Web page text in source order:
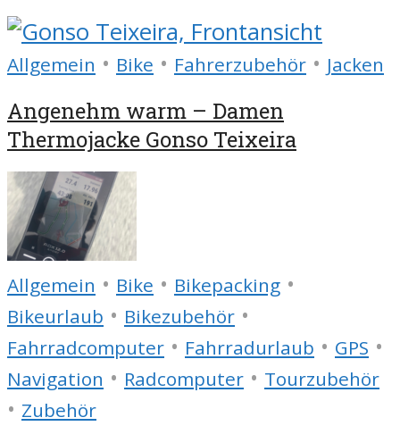
Allgemein • Bike • Fahrerzubehör • Jacken
Angenehm warm – Damen
Thermojacke Gonso Teixeira
Allgemein • Bike • Bikepacking •
Bikeurlaub • Bikezubehör •
Fahrradcomputer • Fahrradurlaub • GPS •
Navigation • Radcomputer • Tourzubehör
• Zubehör